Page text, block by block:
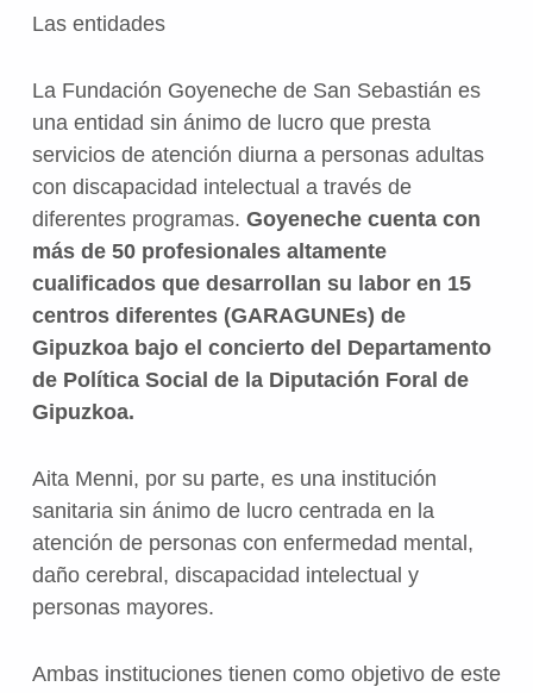
Las entidades
La Fundación Goyeneche de San Sebastián es
una entidad sin ánimo de lucro que presta
servicios de atención diurna a personas adultas
con discapacidad intelectual a través de
diferentes programas. Goyeneche cuenta con
más de 50 profesionales altamente
cualificados que desarrollan su labor en 15
centros diferentes (GARAGUNEs) de
Gipuzkoa bajo el concierto del Departamento
de Política Social de la Diputación Foral de
Gipuzkoa.
Aita Menni, por su parte, es una institución
sanitaria sin ánimo de lucro centrada en la
atención de personas con enfermedad mental,
daño cerebral, discapacidad intelectual y
personas mayores.
Ambas instituciones tienen como objetivo de este